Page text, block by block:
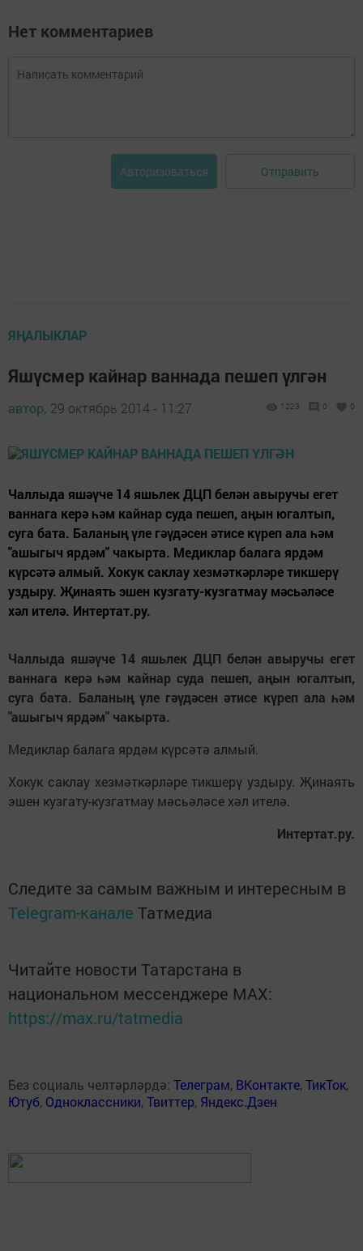
Нет комментариев
Авторизоваться Отправить
ЯҢАЛЫКЛАР
Яшүсмер кайнар ваннада пешеп үлгән
автор, 29 октябрь 2014 - 11:27 1223 0 0
Чаллыда яшәүче 14 яшьлек ДЦП белән авыручы егет
ваннага керә һәм кайнар суда пешеп, аңын югалтып,
суга бата. Баланың үле гәүдәсен әтисе күреп ала һәм
"ашыгыч ярдәм" чакырта. Медиклар балага ярдәм
күрсәтә алмый. Хокук саклау хезмәткәрләре тикшерү
уздыру. Җинаять эшен кузгату-кузгатмау мәсьәләсе
хәл ителә. Интертат.ру.
Чаллыда яшәүче 14 яшьлек ДЦП белән авыручы егет
ваннага керә һәм кайнар суда пешеп, аңын югалтып,
суга бата. Баланың үле гәүдәсен әтисе күреп ала һәм
"ашыгыч ярдәм" чакырта.
Медиклар балага ярдәм күрсәтә алмый.
Хокук саклау хезмәткәрләре тикшерү уздыру. Җинаять
эшен кузгату-кузгатмау мәсьәләсе хәл ителә.
Интертат.ру.
Следите за самым важным и интересным в
Telegram-канале Татмедиа
Читайте новости Татарстана в
национальном мессенджере MАХ:
https://max.ru/tatmedia
Без социаль челтәрләрдә: Телеграм, ВКонтакте,ТикТок,
Ютуб, Одноклассники,Твиттер, Яндекс.Дзен